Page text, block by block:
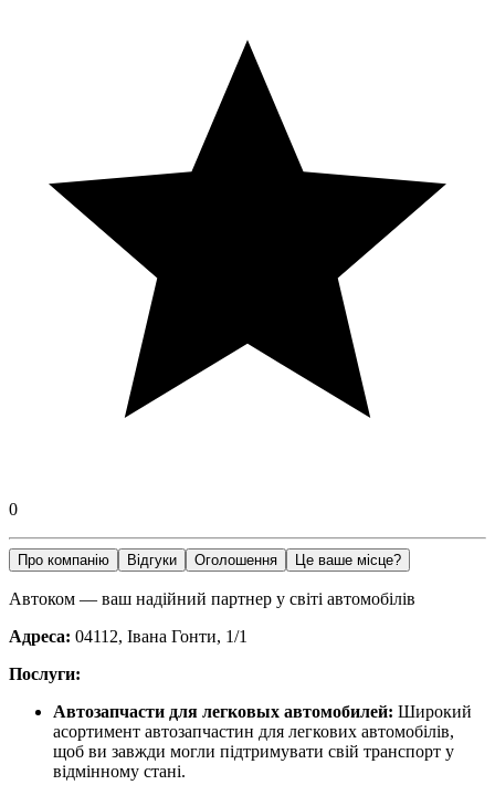
0
Про компанію Відгуки Оголошення Це ваше місце?
Автоком — ваш надійний партнер у світі автомобілів
Адреса: 04112, Івана Гонти, 1/1
Послуги:
Автозапчасти для легковых автомобилей: Широкий
асортимент автозапчастин для легкових автомобілів,
щоб ви завжди могли підтримувати свій транспорт у
відмінному стані.